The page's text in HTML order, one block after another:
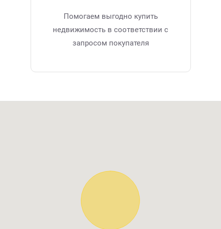
Помогаем выгодно купить
недвижимость в соответствии с
запросом покупателя